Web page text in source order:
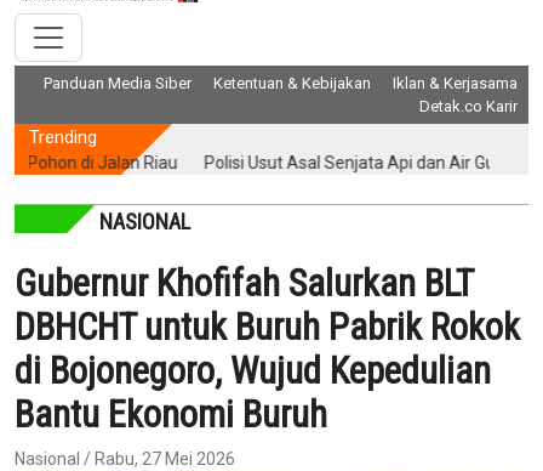
Panduan Media Siber Ketentuan & Kebijakan
Iklan & Kerjasama
Detak.co Karir
Trending
di Jalan Riau Polisi Usut Asal Senjata Api dan Air Gun yang
NASIONAL
Gubernur Khofifah Salurkan BLT
DBHCHT untuk Buruh Pabrik Rokok
di Bojonegoro, Wujud Kepedulian
Bantu Ekonomi Buruh
Nasional / Rabu, 27 Mei 2026